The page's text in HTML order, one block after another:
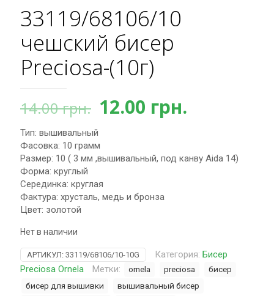
33119/68106/10
чешский бисер
Preciosa-(10г)
14.00грн. Первоначальная
составляла
14.00 грн..
12.00 грн.
Тип: вышивальный
Фасовка: 10 грамм
Размер: 10 ( 3 мм ,вышивальный, под канву Aida 14)
Форма: круглый
Серединка: круглая
Фактура: хрусталь, медь и бронза
Цвет: золотой
Нет в наличии
АРТИКУЛ: 33119/68106/10-10G Категория: Бисер
Preciosa Ornela
Метки: ornela preciosa
бисер
бисер для вышивки
вышивальный бисер